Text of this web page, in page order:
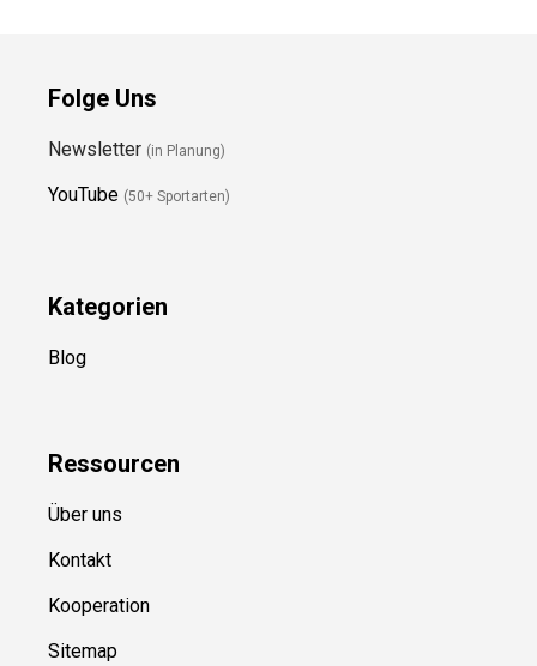
Folge Uns
Newsletter (in Planung)
YouTube (50+ Sportarten)
Kategorien
Blog
Ressourcen
Über uns
Kontakt
Kooperation
Sitemap